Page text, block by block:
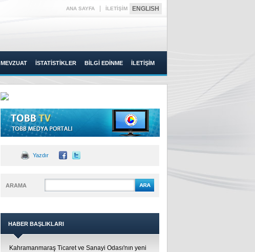
ANA SAYFA İLETİŞİM ENGLISH
MEVZUAT İSTATİSTİKLER BİLGİ EDİNME İLETİŞİM
Yazdır
ARAMA
HABER BAŞLIKLARI
Kahramanmaraş Ticaret ve Sanayi Odası'nın yeni